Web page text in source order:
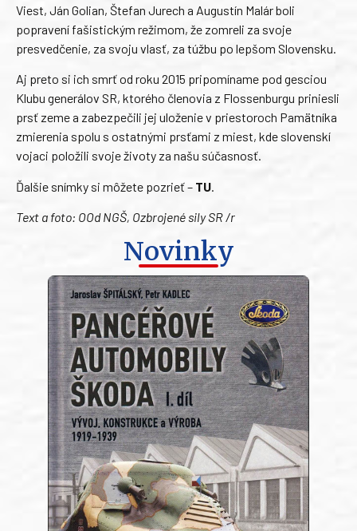
Viest, Ján Golian, Štefan Jurech a Augustín Malár boli
popravení fašistickým režimom, že zomreli za svoje
presvedčenie, za svoju vlasť, za túžbu po lepšom Slovensku.
Aj preto si ich smrť od roku 2015 pripomíname pod gesciou
Klubu generálov SR, ktorého členovia z Flossenburgu priniesli
prsť zeme a zabezpečili jej uloženie v priestoroch Pamätníka
zmierenia spolu s ostatnými prsťami z miest, kde slovenskí
vojaci položili svoje životy za našu súčasnosť.
Ďalšie snímky si môžete pozrieť – TU.
Text a foto: OOd NGŠ, Ozbrojené sily SR /r
Novinky